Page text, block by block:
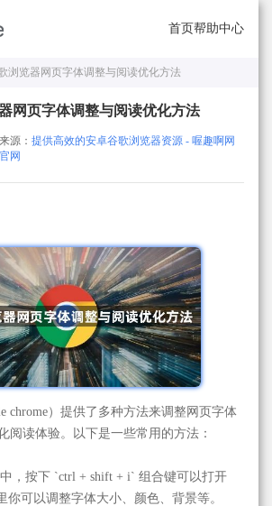
首页帮助中心
浏览器网页字体调整与阅读优化方法
网页字体调整与阅读优化方法
来源：提供高效的安卓谷歌浏览器资源 - 喔趣啊网
官网
chrome）提供了多种方法来调整网页字体
阅读体验。以下是一些常用的方法：
中，按下 `ctrl + shift + i` 组合键可以打开
你可以调整字体大小、颜色、背景等。